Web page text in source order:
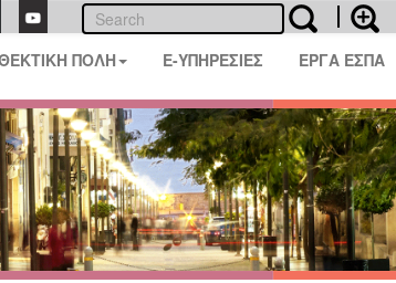
ΠΟΛΗ E-ΥΠΗΡΕΣΙΕΣ ΕΡΓΑ ΕΣΠΑ